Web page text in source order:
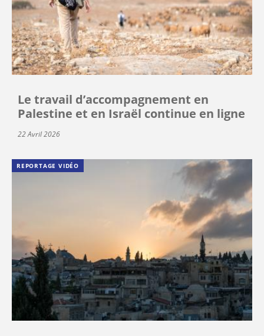
Le travail d’accompagnement en
Palestine et en Israël continue en ligne
22 Avril 2026
REPORTAGE VIDÉO